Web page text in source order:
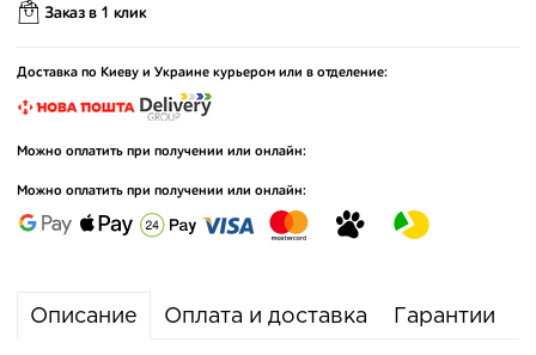
Заказ в 1 клик
Доставка по Киеву и Украине курьером или в отделение:
Можно оплатить при получении или онлайн:
Можно оплатить при получении или онлайн:
Описание Оплата и доставка Гарантии